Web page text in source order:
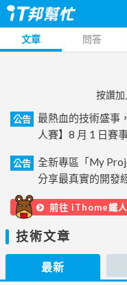
文章 問答
按讚
公告
最熱血的技術盛事
人賽】8 月 1 日賽
公告
全新專區「My
分享最真實的開發
前往 iThome鐵
技術文章
最新